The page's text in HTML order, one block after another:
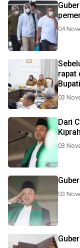
04
rapat
03
Dari
03
03